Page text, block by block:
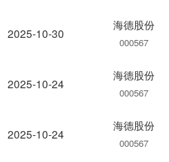
2025-10-30
2025-10-24
2025-10-24
海德股份
000567
海德股份
000567
海德股份
000567